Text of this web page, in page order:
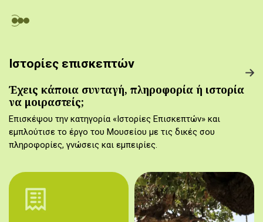
Ιστορίες επισκεπτών
Έχεις κάποια συνταγή, πληροφορία ή ιστορία
να μοιραστείς;
Επισκέψου την κατηγορία «Ιστορίες Επισκεπτών» και
εμπλούτισε το έργο του Μουσείου με τις δικές σου
πληροφορίες, γνώσεις και εμπειρίες.